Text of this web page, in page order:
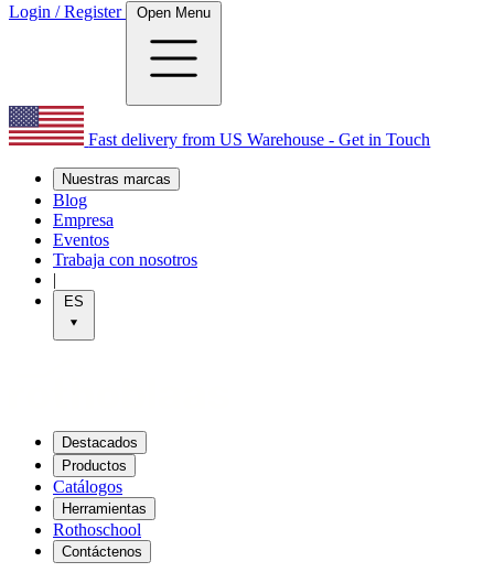
Login / Register Open Menu
Fast delivery from US Warehouse - Get in Touch
Nuestras marcas
Blog
Empresa
Eventos
Trabaja con nosotros
|
ES
Destacados
Productos
Catálogos
Herramientas
Rothoschool
Contáctenos